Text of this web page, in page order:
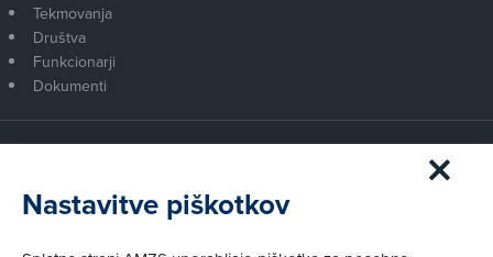
Tekmovanja
Društva
Funkcionarji
Dokumenti
Postanite član AMZS
Zakaj (p)ostati član?
Nastavitve piškotkov